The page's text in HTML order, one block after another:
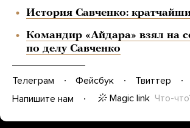
История Савченко:
Командир «Айдара» взял на
по делу Савченко
Телеграм Фейсбук Твиттер
Напишите нам
Magic link Что-